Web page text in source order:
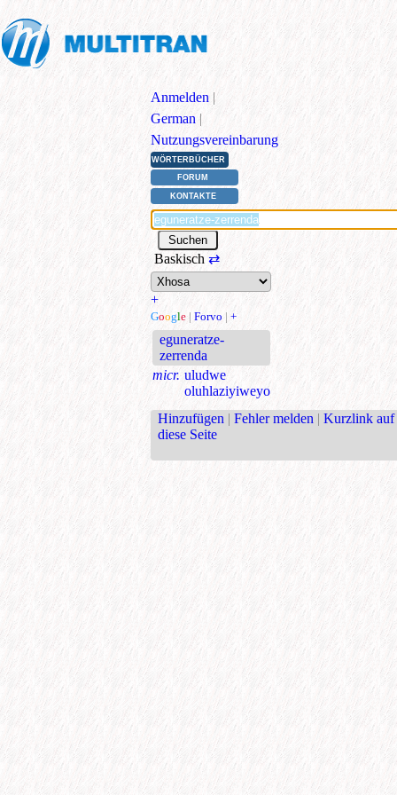
Anmelden |
German |
Nutzungsvereinbarung
WÖRTERBÜCHER
FORUM
KONTAKTE
Baskisch ⇄
+
Google | Forvo | +
eguneratze-
zerrenda
micr. uludwe
oluhlaziyiweyo
Hinzufügen | Fehler melden | Kurzlink auf
diese Seite